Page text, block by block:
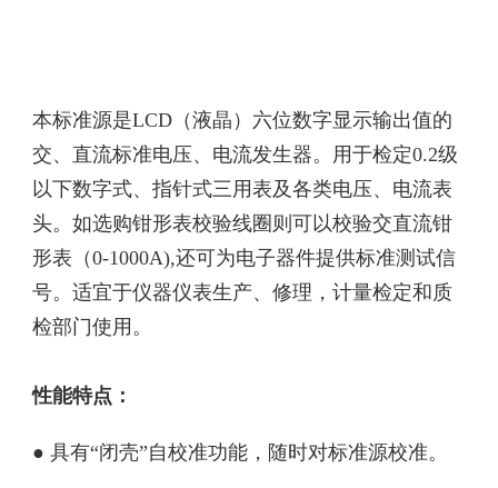
本标准源是LCD（液晶）六位数字显示输出值的
交、直流标准电压、电流发生器。用于检定0.2级
以下数字式、指针式三用表及各类电压、电流表
头。如选购钳形表校验线圈则可以校验交直流钳
形表（0-1000A),还可为电子器件提供标准测试信
号。适宜于仪器仪表生产、修理，计量检定和质
检部门使用。
性能特点：
● 具有“闭壳”自校准功能，随时对标准源校准。